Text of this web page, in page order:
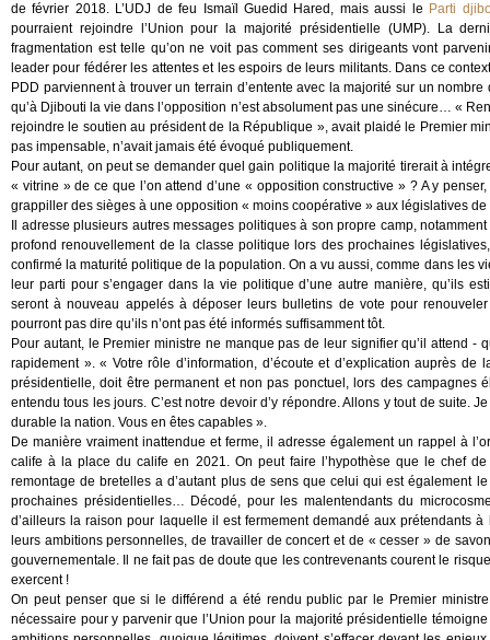
de février 2018. L’UDJ de feu Ismaïl Guedid Hared, mais aussi le Parti
pourraient rejoindre l’Union pour la majorité présidentielle (UMP). La
fragmentation est telle qu’on ne voit pas comment ses dirigeants vont
leader pour fédérer les attentes et les espoirs de leurs militants. Dans ce
PDD parviennent à trouver un terrain d’entente avec la majorité sur un
qu’à Djibouti la vie dans l’opposition n’est absolument pas une sinécure… «
rejoindre le soutien au président de la République », avait plaidé le Premier
pas impensable, n’avait jamais été évoqué publiquement.
Pour autant, on peut se demander quel gain politique la majorité tirerait à
« vitrine » de ce que l’on attend d’une « opposition constructive » ? A y
grappiller des sièges à une opposition « moins coopérative » aux législatives de
Il adresse plusieurs autres messages politiques à son propre camp,
profond renouvellement de la classe politique lors des prochaines
confirmé la maturité politique de la population. On a vu aussi, comme dans les
leur parti pour s’engager dans la vie politique d’une autre manière, qu’ils
seront à nouveau appelés à déposer leurs bulletins de vote pour
pourront pas dire qu’ils n’ont pas été informés suffisamment tôt.
Pour autant, le Premier ministre ne manque pas de leur signifier qu’il attend
rapidement ». « Votre rôle d’information, d’écoute et d’explication auprès
présidentielle, doit être permanent et non pas ponctuel, lors des campagnes
entendu tous les jours. C’est notre devoir d’y répondre. Allons y tout de suite.
durable la nation. Vous en êtes capables ».
De manière vraiment inattendue et ferme, il adresse également un rappel à
calife à la place du calife en 2021. On peut faire l’hypothèse que le chef
remontage de bretelles a d’autant plus de sens que celui qui est également
prochaines présidentielles… Décodé, pour les malentendants du
d’ailleurs la raison pour laquelle il est fermement demandé aux prétendants
leurs ambitions personnelles, de travailler de concert et de « cesser » de
gouvernementale. Il ne fait pas de doute que les contrevenants courent le
exercent !
On peut penser que si le différend a été rendu public par le Premier
nécessaire pour y parvenir que l’Union pour la majorité présidentielle